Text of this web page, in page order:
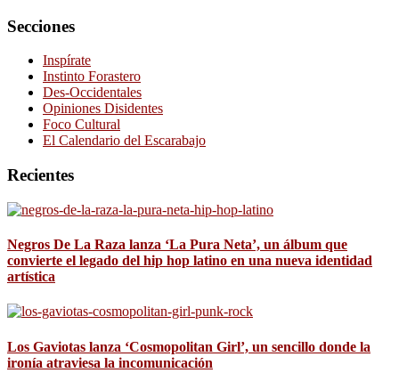
Secciones
Inspírate
Instinto Forastero
Des-Occidentales
Opiniones Disidentes
Foco Cultural
El Calendario del Escarabajo
Recientes
Negros De La Raza lanza ‘La Pura Neta’, un álbum que
convierte el legado del hip hop latino en una nueva identidad
artística
Los Gaviotas lanza ‘Cosmopolitan Girl’, un sencillo donde la
ironía atraviesa la incomunicación